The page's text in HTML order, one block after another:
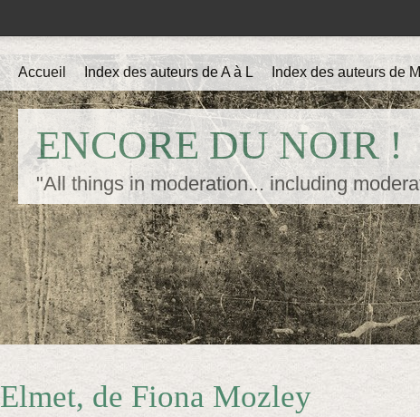
ENCORE DU NOIR !
"All things in moderation... including
Accueil Index des auteurs de A à L Index des auteurs de
Elmet, de Fiona Mozley